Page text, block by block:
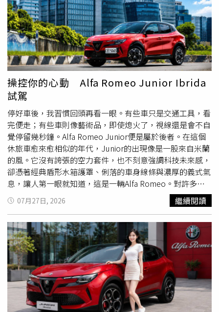
人在施用毒品後仍開車，不僅容易造成交通事故，更可能危
害無辜用路人的安全。第六警分局也強調，警方將持續加強
取締毒駕、酒駕及各類危害公共安全的違法行為，透過巡
邏、攔檢及科技執法等方式，全力維護道路交通安全，對任
何違法行為都將依法究辦、絕不寬貸。同時也呼籲民眾，若
發現疑似毒駕或酒駕情形，應立即通報警方，共同守護安全
的交通環境，避免憾事發生。
操控你的心動 Alfa Romeo Junior Ibrida
試駕
停好車後，我習慣回頭再看一眼。有些車只是交通工具，看
完便走；有些車則像藝術品，即使熄火了，視線還是會不自
覺停留幾秒鐘。Alfa Romeo Junior便是屬於後者。在這個
休旅車愈來愈相似的年代，Junior的出現像是一股來自米蘭
的風。它沒有誇張的空力套件，也不刻意強調科技未來感，
卻憑著經典盾形水箱護罩、俐落的車身線條與濃厚的義式氣
息，讓人第一眼就知道，這是一輛Alfa Romeo。對許多老
車迷而言，Junior其實是一個熟悉又陌生的名字。熟悉，是
因為早在1960年代，Alfa Romeo便曾推出GT 1300
Junior、GT 1600 Junior等經典車型，成為許多年輕車迷踏
入愛快世界的入門作品；陌生，則是因為這個名字已經消失
多年，直到今天才重新回到品牌產品陣容之中。為了向Alfa
Romeo的故鄉米蘭致敬，Junior最初取名為Milano。（圖
／方萬民攝）經典盾形水箱護罩、俐落的車身線條與濃厚的
義式氣息，讓人第一眼就知道，這是一輛Alfa Romeo。
（圖／方萬民攝）更有趣的是，這輛車在全球發表之初其實
並不叫Junior。原廠最早替它取名為Milano，希望向Alfa
07月27日, 2026 繼續閱讀